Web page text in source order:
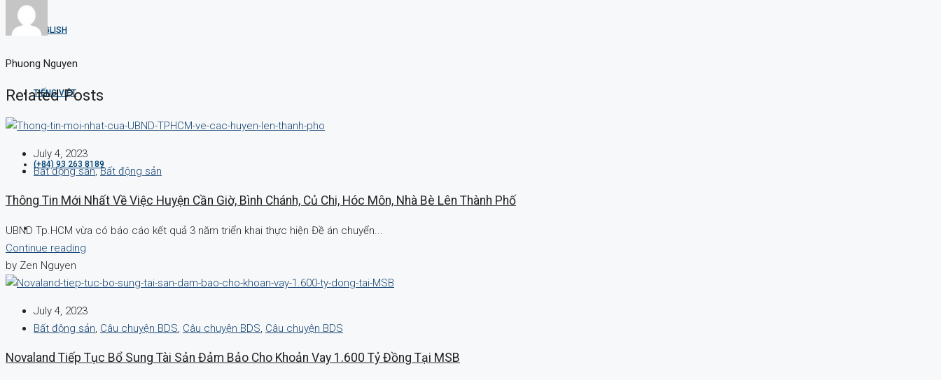
ENGLISH
TIẾNG VIỆT
(+84) 93 263 8189
Phuong Nguyen
Related Posts
July 4, 2023
Bất động sản,Bất động sản
Thông Tin Mới Nhất Về Việc Huyện Cần Giờ, Bình Chánh, Củ Chi, Hóc Môn, Nhà Bè Lên Thành Phố
UBND Tp.HCM vừa có báo cáo kết quả 3 năm triển khai thực hiện Đề án chuyển...
Continue reading
by Zen Nguyen
July 4, 2023
Bất động sản, Câu chuyện BDS, Câu chuyện BDS, Câu chuyện BDS
Novaland Tiếp Tục Bổ Sung Tài Sản Đảm Bảo Cho Khoản Vay 1.600 Tỷ Đồng Tại MSB